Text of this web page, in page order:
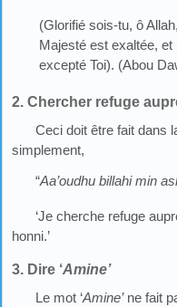
(Glorifié sois-tu, ô
Majesté est exaltée,
excepté Toi). (Abou
2. Chercher refuge
Ceci doit être fait dans
simplement,
“Aa’oudhu billahi min
‘Je cherche refuge
honni.’
3. Dire ‘Amine’
Le mot ‘Amine’ne fait